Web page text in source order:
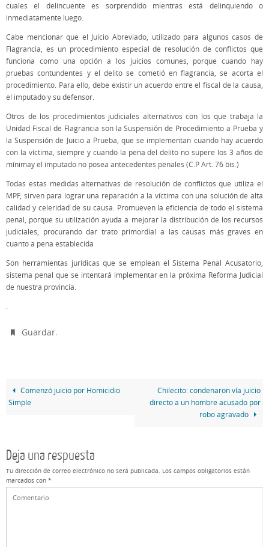
cuales el delincuente es sorprendido mientras está delinquiendo o
inmediatamente luego.
Cabe mencionar que el Juicio Abreviado, utilizado para algunos casos de
Flagrancia, es un procedimiento especial de resolución de conflictos que
funciona como una opción a los juicios comunes, porque cuando hay
pruebas contundentes y el delito se cometió en flagrancia, se acorta el
procedimiento. Para ello, debe existir un acuerdo entre el fiscal de la causa,
el imputado y su defensor.
Otros de los procedimientos judiciales alternativos con los que trabaja la
Unidad Fiscal de Flagrancia son la Suspensión de Procedimiento a Prueba y
la Suspensión de Juicio a Prueba, que se implementan cuando hay acuerdo
con la víctima, siempre y cuando la pena del delito no supere los 3 años de
mínimay el imputado no posea antecedentes penales (C.P Art. 76 bis.)
Todas estas medidas alternativas de resolución de conflictos que utiliza el
MPF, sirven para lograr una reparación a la víctima con una solución de alta
calidad y celeridad de su causa. Promueven la eficiencia de todo el sistema
penal, porque su utilización ayuda a mejorar la distribución de los recursos
judiciales, procurando dar trato primordial a las causas más graves en
cuanto a pena establecida
Son herramientas jurídicas que se emplean el Sistema Penal Acusatorio,
sistema penal que se intentará implementar en la próxima Reforma Judicial
de nuestra provincia.
Guardar.
Comenzó juicio por Homicidio
Simple
Chilecito: condenaron vía juicio
directo a un hombre acusado por
robo agravado
Deja una respuesta
Tu dirección de correo electrónico no será publicada. Los campos obligatorios están
marcados con *